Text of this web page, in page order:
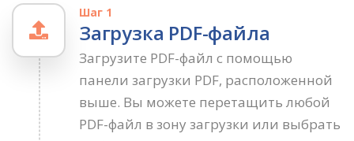
Шаг 1
Загрузка PDF-файла
Загрузите PDF-файл с помощью
панели загрузки PDF, расположенной
выше. Вы можете перетащить любой
PDF-файл в зону загрузки или выбрать